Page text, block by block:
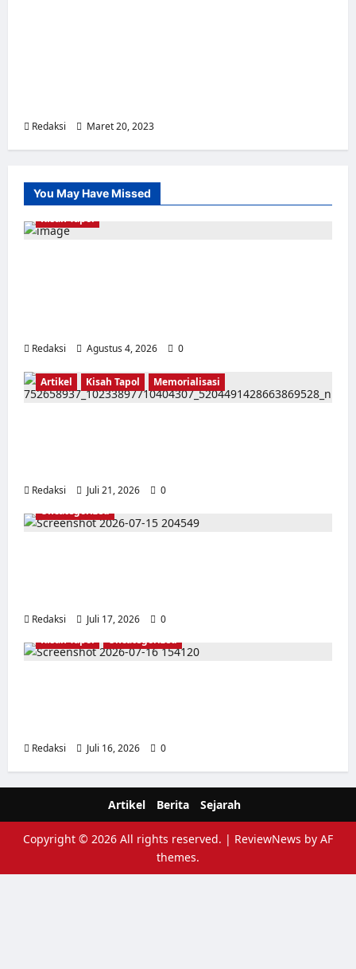
Redaksi Maret 20, 2023
You May Have Missed
Kisah Tapol
Redaksi Agustus 4, 2026 0
Artikel Kisah Tapol Memorialisasi
Redaksi Juli 21, 2026
0
Uncategorized
Redaksi Juli 17, 2026
0
Kisah Tapol
Uncategorized
Redaksi Juli 16, 2026 0
Artikel Berita Sejarah
Copyright © 2026 All rights reserved. | ReviewNews by AF
themes.